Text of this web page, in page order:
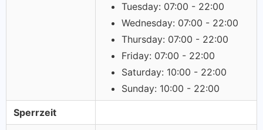
Tuesday: 07:00 - 22:00
Wednesday: 07:00 - 22:00
Thursday: 07:00 - 22:00
Friday: 07:00 - 22:00
Saturday: 10:00 - 22:00
Sunday: 10:00 - 22:00
Sperrzeit